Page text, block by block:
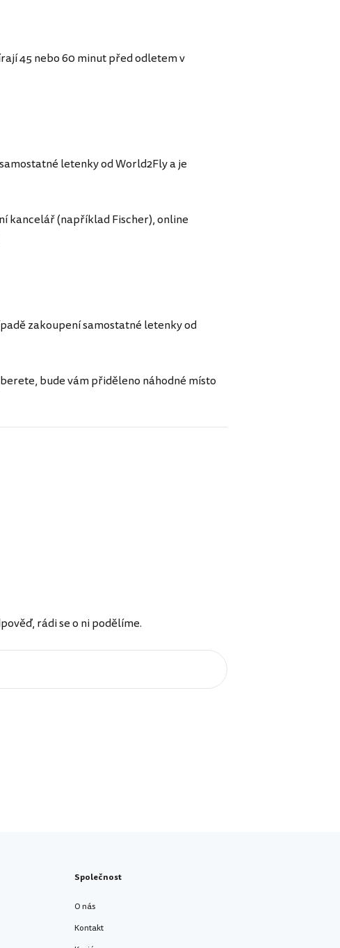
45 nebo 60 minut před odletem v
letenky od World2Fly a je
kancelář (například Fischer), online
zakoupení samostatné letenky od
bude vám přiděleno náhodné místo
rádi se o ni podělíme.
Společnost
O nás
Kontakt